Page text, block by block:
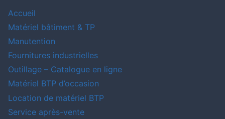
Accueil
Matériel bâtiment & TP
Manutention
Fournitures industrielles
Outillage – Catalogue en ligne
Matériel BTP d’occasion
Location de matériel BTP
Service après-vente